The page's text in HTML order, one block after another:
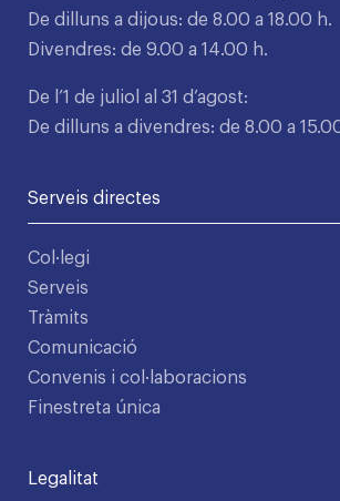
De dilluns a dijous: de 8.00 a 18.00 h.
Divendres: de 9.00 a 14.00 h.
De l’1 de juliol al 31 d’agost:
De dilluns a divendres: de 8.00 a
Serveis directes
Col·legi
Serveis
Tràmits
Comunicació
Convenis i col·laboracions
Finestreta única
Legalitat